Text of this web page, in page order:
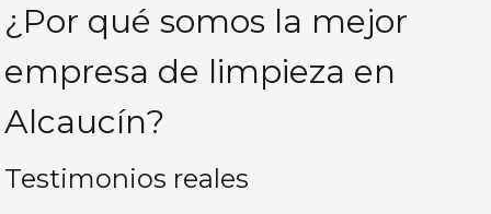
¿Por qué somos la mejor
empresa de limpieza en
Alcaucín?
Testimonios reales